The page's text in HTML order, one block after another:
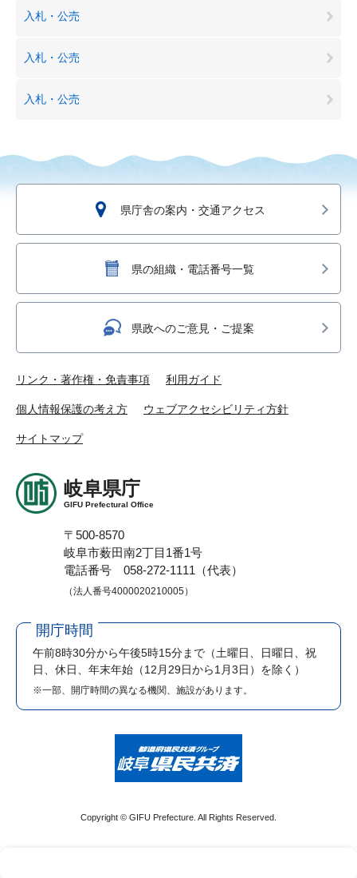
入札・公売
入札・公売
入札・公売
県庁舎の案内・交通アクセス
県の組織・電話番号一覧
県政へのご意見・ご提案
リンク・著作権・免責事項 利用ガイド
個人情報保護の考え方 ウェブアクセシビリティ方針
サイトマップ
岐阜県庁
GIFU Prefectural Office
〒500-8570
岐阜市薮田南2丁目1番1号
電話番号 058-272-1111（代表）
（法人番号4000020210005）
開庁時間
午前8時30分から午後5時15分まで （土曜日、日曜日、祝
日、休日、年末年始（12月29日から1月3日）を除く）
※一部、開庁時間の異なる機関、施設があります。
Copyright © GIFU Prefecture. All Rights Reserved.